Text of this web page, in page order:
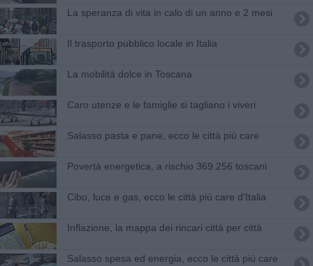
La speranza di vita in calo di un anno e 2 mesi
​Il trasporto pubblico locale in Italia
​La mobilità dolce in Toscana
Caro utenze e le famiglie si tagliano i viveri
Salasso pasta e pane, ecco le città più care
Povertà energetica, a rischio 369.256 toscani
Cibo, luce e gas, ecco le città più care d'Italia
Inflazione, la mappa dei rincari città per città
Salasso spesa ed energia, ecco le città più care